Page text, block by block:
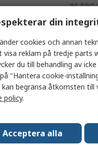
RS
(NBR)
RS-
RS
din
cookies och annan
reklam på tredje parts
du till behandling av
"Hantera cookie-
begränsa åtkomsten till
policy.
Acceptera alla